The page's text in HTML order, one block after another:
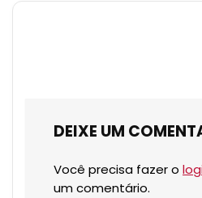
DEIXE UM
Você precisa fazer o
um comentário.